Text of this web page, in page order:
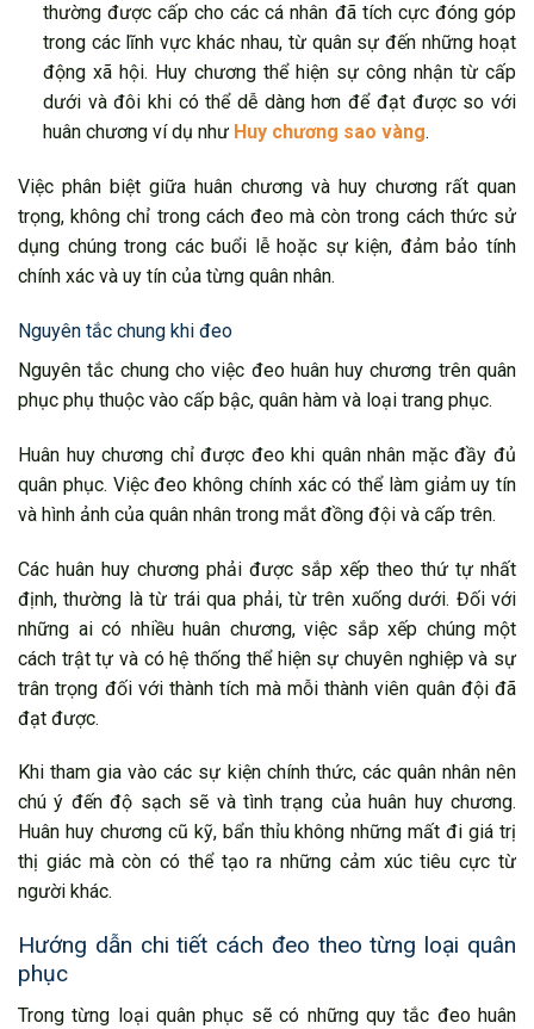
thường được cấp cho các cá nhân đã tích cực đóng góp
trong các lĩnh vực khác nhau, từ quân sự đến những hoạt
động xã hội. Huy chương thể hiện sự công nhận từ cấp
dưới và đôi khi có thể dễ dàng hơn để đạt được so với
huân chương ví dụ như Huy chương sao vàng.
Việc phân biệt giữa huân chương và huy chương rất quan
trọng, không chỉ trong cách đeo mà còn trong cách thức sử
dụng chúng trong các buổi lễ hoặc sự kiện, đảm bảo tính
chính xác và uy tín của từng quân nhân.
Nguyên tắc chung khi đeo
Nguyên tắc chung cho việc đeo huân huy chương trên quân
phục phụ thuộc vào cấp bậc, quân hàm và loại trang phục.
Huân huy chương chỉ được đeo khi quân nhân mặc đầy đủ
quân phục. Việc đeo không chính xác có thể làm giảm uy tín
và hình ảnh của quân nhân trong mắt đồng đội và cấp trên.
Các huân huy chương phải được sắp xếp theo thứ tự nhất
định, thường là từ trái qua phải, từ trên xuống dưới. Đối với
những ai có nhiều huân chương, việc sắp xếp chúng một
cách trật tự và có hệ thống thể hiện sự chuyên nghiệp và sự
trân trọng đối với thành tích mà mỗi thành viên quân đội đã
đạt được.
Khi tham gia vào các sự kiện chính thức, các quân nhân nên
chú ý đến độ sạch sẽ và tình trạng của huân huy chương.
Huân huy chương cũ kỹ, bẩn thỉu không những mất đi giá trị
thị giác mà còn có thể tạo ra những cảm xúc tiêu cực từ
người khác.
Hướng dẫn chi tiết cách đeo theo từng loại quân
phục
Trong từng loại quân phục sẽ có những quy tắc đeo huân